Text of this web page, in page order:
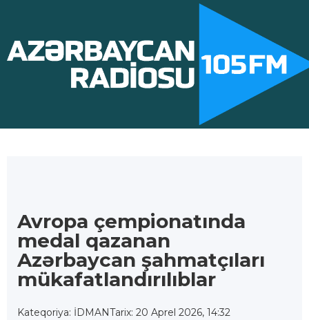
Avropa çempionatında
medal qazanan
Azərbaycan şahmatçıları
mükafatlandırılıblar
Kateqoriya: İDMANTarix: 20 Aprel 2026, 14:32